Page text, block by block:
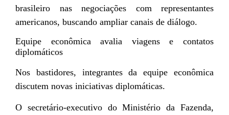
brasileiro nas negociações com representantes
americanos, buscando ampliar canais de diálogo.
Equipe econômica avalia viagens e contatos
diplomáticos
Nos bastidores, integrantes da equipe econômica
discutem novas iniciativas diplomáticas.
O secretário-executivo do Ministério da Fazenda,